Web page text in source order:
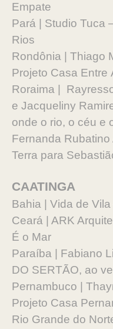
Empate
Pará | Studio Tuca
Rios
Rondônia | Thiago
Projeto Casa Entre
Roraima |
e Jacqueliny
onde o rio, o céu e
Fernanda
Terra para
CAATINGA
Bahia | Vida de
Ceará | ARK
É o Mar
Paraíba | Fabiano
DO SERTÃO, ao
Pernambuco |
Projeto Casa
Rio Grande do